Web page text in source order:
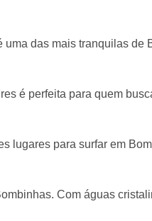
das mais tranquilas de
é perfeita para quem
lugares para surfar em
Com águas